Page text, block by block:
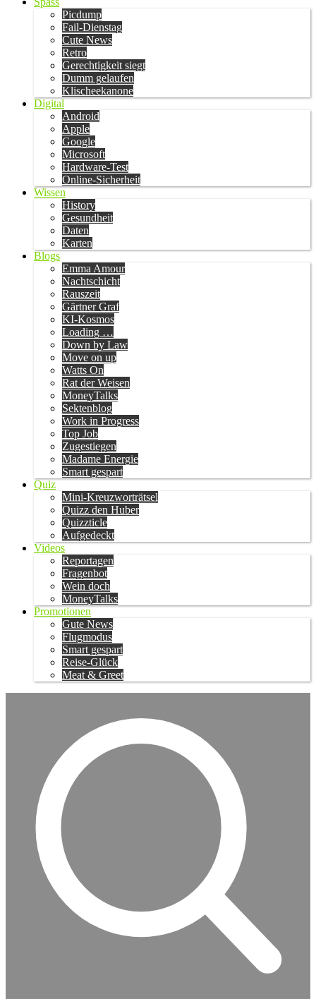
Picdump
Fail-Dienstag
Cute News
Retro
Gerechtigkeit siegt
Dumm gelaufen
Klischeekanone
Digital
Android
Apple
Google
Microsoft
Hardware-Test
Online-Sicherheit
Wissen
History
Gesundheit
Daten
Karten
Blogs
Emma Amour
Nachtschicht
Rauszeit
Gärtner Graf
KI-Kosmos
Loading …
Down by Law
Move on up
Watts On
Rat der Weisen
MoneyTalks
Sektenblog
Work in Progress
Top Job
Zugestiegen
Madame Energie
Smart gespart
Quiz
Mini-Kreuzworträtsel
Quizz den Huber
Quizzticle
Aufgedeckt
Videos
Reportagen
Fragenbot
Wein doch
MoneyTalks
Promotionen
Gute News
Flugmodus
Smart gespart
Reise-Glück
Meat & Greet